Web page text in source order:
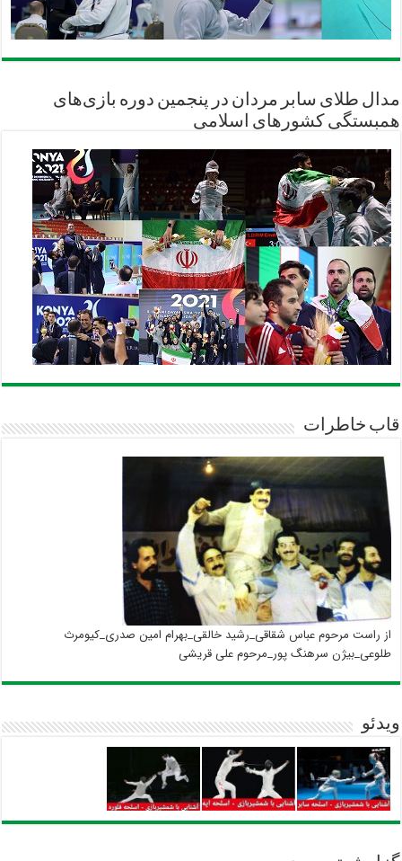
مدال طلای سابر مردان در پنجمین دوره بازی‌های
همبستگی کشورهای اسلامی
قاب خاطرات
از راست مرحوم عباس شقاقی_رشید خالقی_بهرام امین صدری_کیومرث
طلوعی_بیژن سرهنگ پور_مرحوم علی قریشی
ویدئو